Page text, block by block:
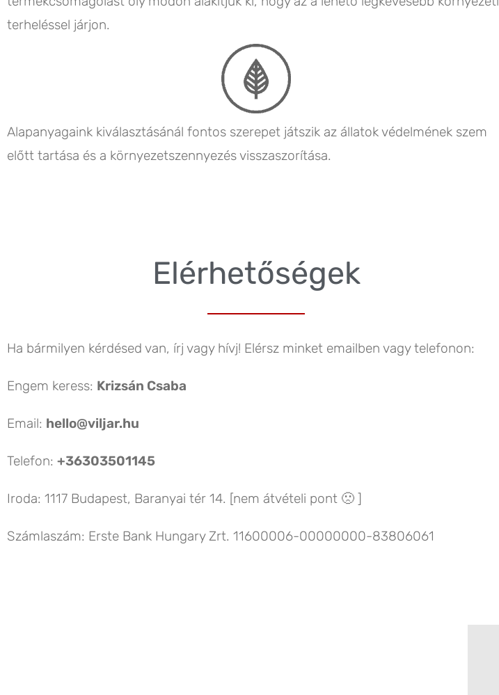
terheléssel járjon.
Alapanyagaink kiválasztásánál fontos szerepet játszik az állatok védelmének szem
előtt tartása és a környezetszennyezés visszaszorítása.
Elérhetőségek
Ha bármilyen kérdésed van, írj vagy hívj! Elérsz minket emailben vagy telefonon:
Engem keress: Krizsán Csaba
Email: hello@viljar.hu
Telefon: +36303501145
Iroda: 1117 Budapest, Baranyai tér 14. [nem átvételi pont 🙁 ]
Számlaszám: Erste Bank Hungary Zrt. 11600006-00000000-83806061